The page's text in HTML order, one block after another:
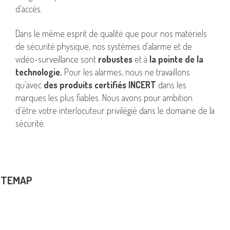
d’accès.
Dans le même esprit de qualité que pour nos matériels
de sécurité physique, nos systèmes d’alarme et de
vidéo-surveillance sont robustes et à la pointe de la
technologie. Pour les alarmes, nous ne travaillons
qu’avec des produits certifiés INCERT dans les
marques les plus fiables. Nous avons pour ambition
d’être votre interlocuteur privilégié dans le domaine de la
sécurité.